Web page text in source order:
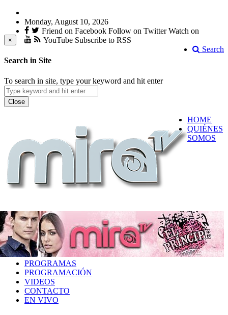
Monday, August 10, 2026
Friend on Facebook Follow on Twitter Watch on
YouTube Subscribe to RSS
Search
×
Search in Site
To search in site, type your keyword and hit enter
Close
HOME
QUIÉNES
SOMOS
PROGRAMAS
PROGRAMACIÓN
VIDEOS
CONTACTO
EN VIVO